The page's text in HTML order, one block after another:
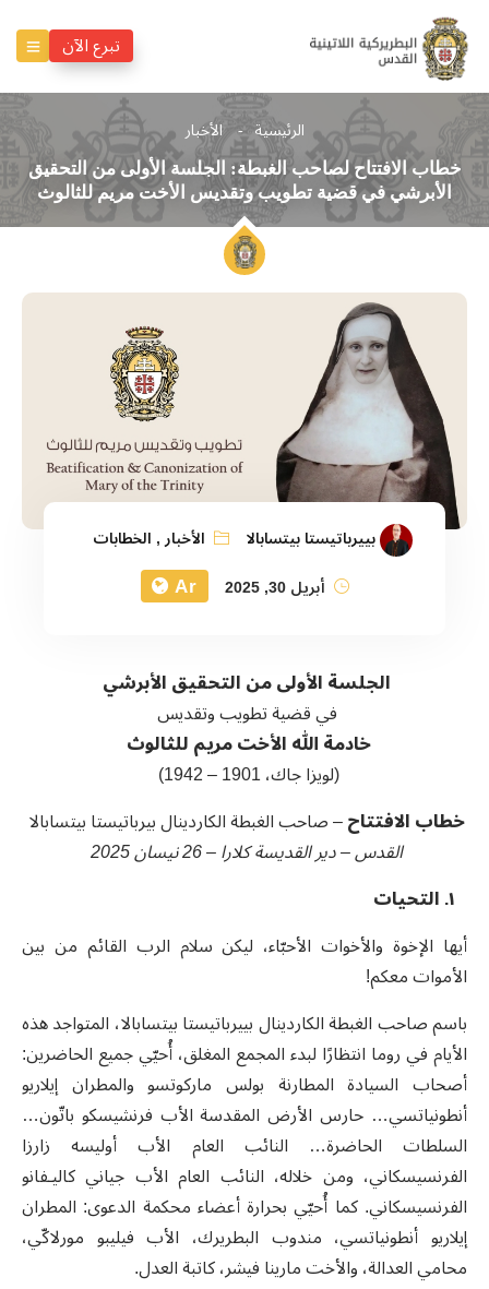
تبرع الآن
الرئيسية الأخبار
خطاب الافتتاح لصاحب الغبطة: الجلسة الأولى من التحقيق
الأبرشي في قضية تطويب وتقديس الأخت مريم للثالوث
بييرباتيستا بيتسابالا الأخبار, الخطابات
أبريل 30, 2025
Ar
الجلسة الأولى من التحقيق الأبرشي
في قضية تطويب وتقديس
خادمة الله الأخت مريم للثالوث
(لويزا جاك، 1901 – 1942
)
خطاب الافتتاح–صاحب الغبطة الكاردينال بيرباتيستا بيتسابالا
القدس – دير القديسة كلارا – 26 نيسان 2025
أيها الإخوة والأخوات الأحبّاء، ليكن سلام الرب القائم من بين
الأموات معكم!
باسم صاحب الغبطة الكاردينال بييرباتيستا بيتسابالا، المتواجد هذه
الأيام في روما انتظارًا لبدء المجمع المغلق، أُحيّي جميع الحاضرين:
أصحاب السيادة المطارنة بولس ماركوتسو والمطران إيلاريو
أنطونياتسي… حارس الأرض المقدسة الأب فرنشيسكو باتّون…
السلطات الحاضرة… النائب العام الأب أوليسه زارزا
الفرنسيسكاني، ومن خلاله، النائب العام الأب جياني كاليـفانو
الفرنسيسكاني. كما أُحيّي بحرارة أعضاء محكمة الدعوى: المطران
إيلاريو أنطونياتسي، مندوب البطريرك، الأب فيليبو مورلاكّي،
محامي العدالة، والأخت مارينا فيشر، كاتبة العدل.